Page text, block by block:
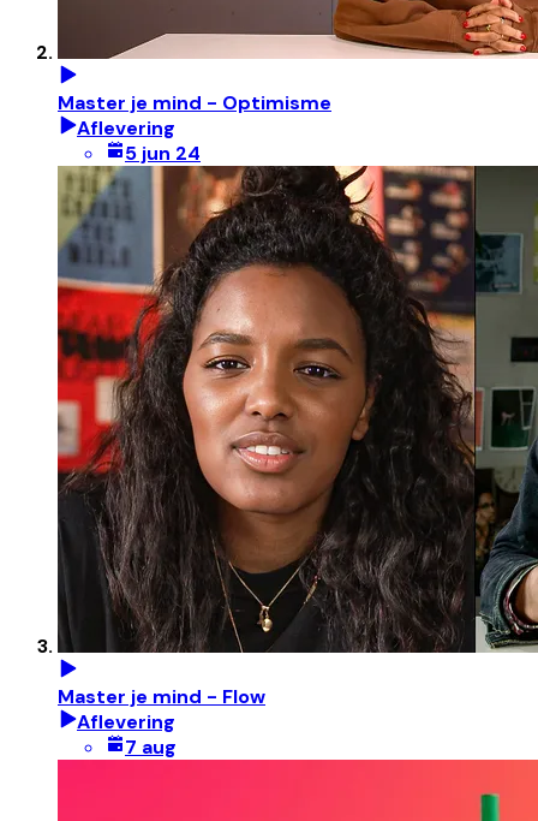
Master je mind - Optimisme
Aflevering
5 jun 24
Master je mind - Flow
Aflevering
7 aug